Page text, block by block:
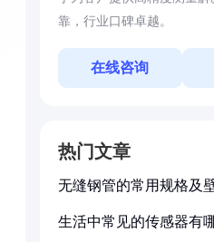
靠，行业口碑卓越。
在线咨询
热门文章
无缝钢管的常用规格及
生活中常见的传感器有